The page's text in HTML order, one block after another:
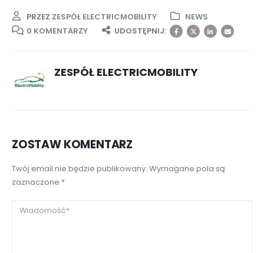
PRZEZ ZESPÓŁ ELECTRICMOBILITY
NEWS
0 KOMENTARZY
UDOSTĘPNIJ:
ZESPÓŁ ELECTRICMOBILITY
ZOSTAW KOMENTARZ
Twój email nie będzie publikowany. Wymagane pola są
zaznaczone *